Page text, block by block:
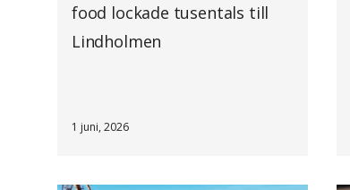
food lockade tusentals till
Lindholmen
1 juni, 2026